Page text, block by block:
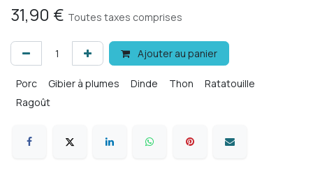
31,90 € Toutes taxes comprises
Ajouter au panier
Porc Gibier à plumes Dinde Thon
Ratatouille
Ragoût